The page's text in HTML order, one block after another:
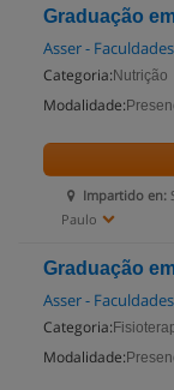
Graduação
Asser -
Categoria: Nutrição
Modalidade:
Impartido en:
Paulo
Graduação
Asser -
Categoria:
Modalidade: